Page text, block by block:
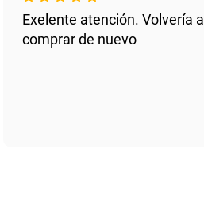
Exelente atención. Volvería a
comprar de nuevo